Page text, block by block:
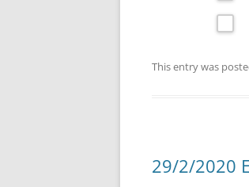
This entry was
29/2/2020